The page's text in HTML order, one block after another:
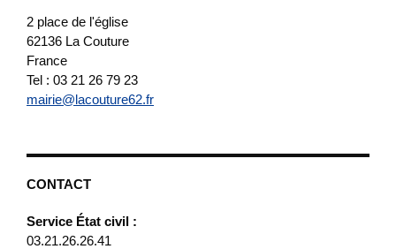
2 place de l'église
62136 La Couture
France
Tel : 03 21 26 79 23
mairie@lacouture62.fr
CONTACT
Service État civil :
03.21.26.26.41